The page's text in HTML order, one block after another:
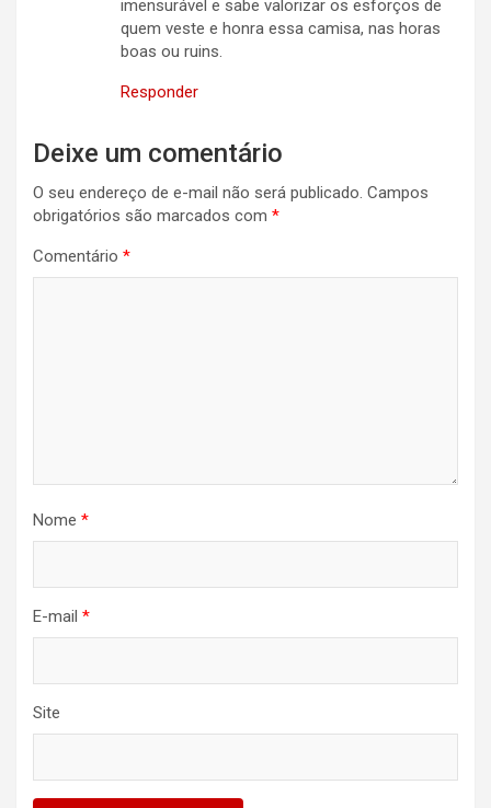
imensurável e sabe valorizar os esforços de
quem veste e honra essa camisa, nas horas
boas ou ruins.
Responder
Deixe um comentário
O seu endereço de e-mail não será publicado. Campos
obrigatórios são marcados com *
Comentário *
Nome *
E-mail *
Site